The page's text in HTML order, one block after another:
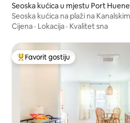
Seoska kućica u mjestu Port
Seoska kućica na plaži na
pijeska
Cijena · Lokacija · Kvalitet sna
Glavni favorit gostiju
Favorit gostiju